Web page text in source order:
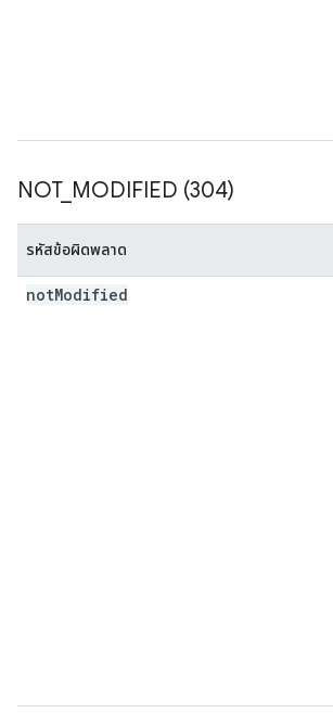
NOT_ MODIFIED (304)
รหัสข้อผิดพลาด
notModified